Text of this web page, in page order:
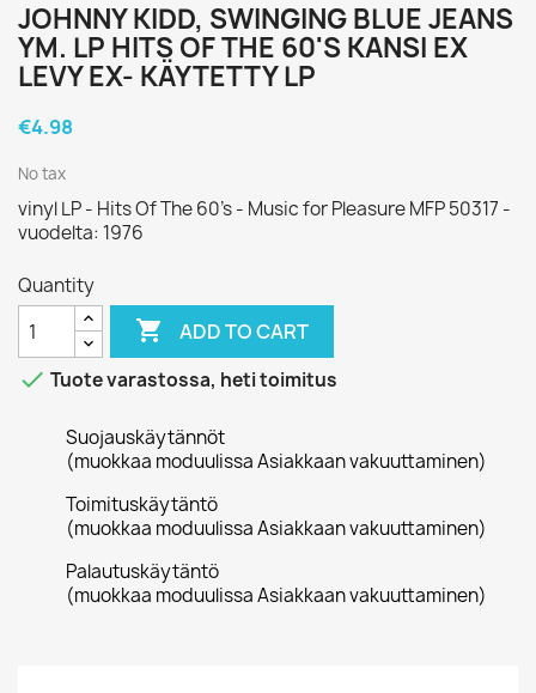
JOHNNY KIDD, SWINGING BLUE JEANS
YM. LP HITS OF THE 60'S KANSI EX
LEVY EX- KÄYTETTY LP
€4.98
No tax
vinyl LP - Hits Of The 60's - Music for Pleasure MFP 50317 -
vuodelta: 1976
Quantity
 ADD TO CART
 Tuote varastossa, heti toimitus
Suojauskäytännöt
(muokkaa moduulissa Asiakkaan vakuuttaminen)
Toimituskäytäntö
(muokkaa moduulissa Asiakkaan vakuuttaminen)
Palautuskäytäntö
(muokkaa moduulissa Asiakkaan vakuuttaminen)